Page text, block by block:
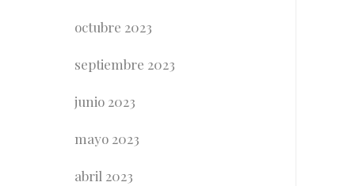
octubre 2023
septiembre 2023
junio 2023
mayo 2023
abril 2023